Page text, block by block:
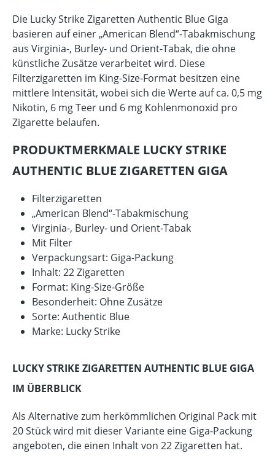
Die Lucky Strike Zigaretten Authentic Blue Giga
basieren auf einer „American Blend“-Tabakmischung
aus Virginia-, Burley- und Orient-Tabak, die ohne
künstliche Zusätze verarbeitet wird. Diese
Filterzigaretten im King-Size-Format besitzen eine
mittlere Intensität, wobei sich die Werte auf ca. 0,5 mg
Nikotin, 6 mg Teer und 6 mg Kohlenmonoxid pro
Zigarette belaufen.
PRODUKTMERKMALE LUCKY STRIKE
AUTHENTIC BLUE ZIGARETTEN GIGA
Filterzigaretten
„American Blend“-Tabakmischung
Virginia-, Burley- und Orient-Tabak
Mit Filter
Verpackungsart: Giga-Packung
Inhalt: 22 Zigaretten
Format: King-Size-Größe
Besonderheit: Ohne Zusätze
Sorte: Authentic Blue
Marke: Lucky Strike
LUCKY STRIKE ZIGARETTEN AUTHENTIC BLUE GIGA
IM ÜBERBLICK
Als Alternative zum herkömmlichen Original Pack mit
20 Stück wird mit dieser Variante eine Giga-Packung
angeboten, die einen Inhalt von 22 Zigaretten hat.